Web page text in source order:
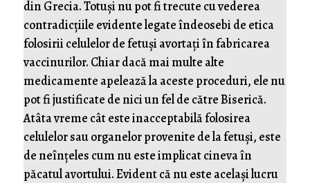
din Grecia. Totuși nu pot fi trecute cu vederea
contradicțiile evidente legate îndeosebi de etica
folosirii celulelor de fetuși avortați în fabricarea
vaccinurilor. Chiar dacă mai multe alte
medicamente apelează la aceste proceduri, ele nu
pot fi justificate de nici un fel de către Biserică.
Atâta vreme cât este inacceptabilă folosirea
celulelor sau organelor provenite de la fetuși, este
de neînțeles cum nu este implicat cineva în
păcatul avortului. Evident că nu este același lucru